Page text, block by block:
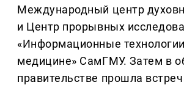
Международный центр
и Центр прорывных
«Информационные
медицине» СамГМУ. Затем в
правительстве прошла